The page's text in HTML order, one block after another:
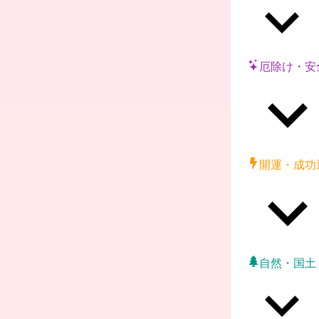
厄除け・安
開運・成功
自然・国土